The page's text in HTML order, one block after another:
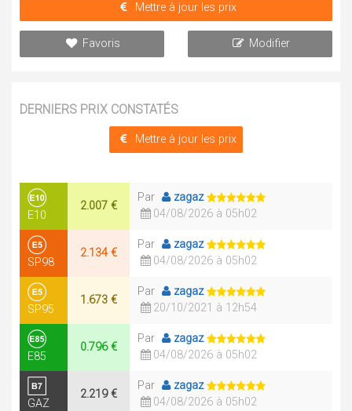
Mettre à jour les prix
Favoris Modifier
DERNIERS PRIX CONSTATÉS
Mettre à jour les prix
E10
2.007 €
Par
zagaz
04/08/2026 à 05h02
SP98
2.134 €
Par
zagaz
04/08/2026 à 05h02
SP95
1.673 €
Par
zagaz
20/10/2021 à 12h54
E85
0.796 €
Par
zagaz
04/08/2026 à 05h02
GAZ
2.219 €
Par
zagaz
04/08/2026 à 05h02